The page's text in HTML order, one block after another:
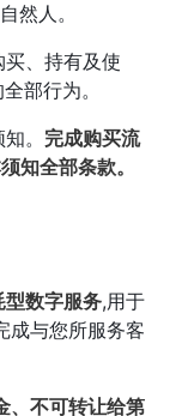
然人。
、持有及使
部行为。
。 完成购买流
知全部条款。
型数字服务,用于
成与您所服务客
、不可转让给第